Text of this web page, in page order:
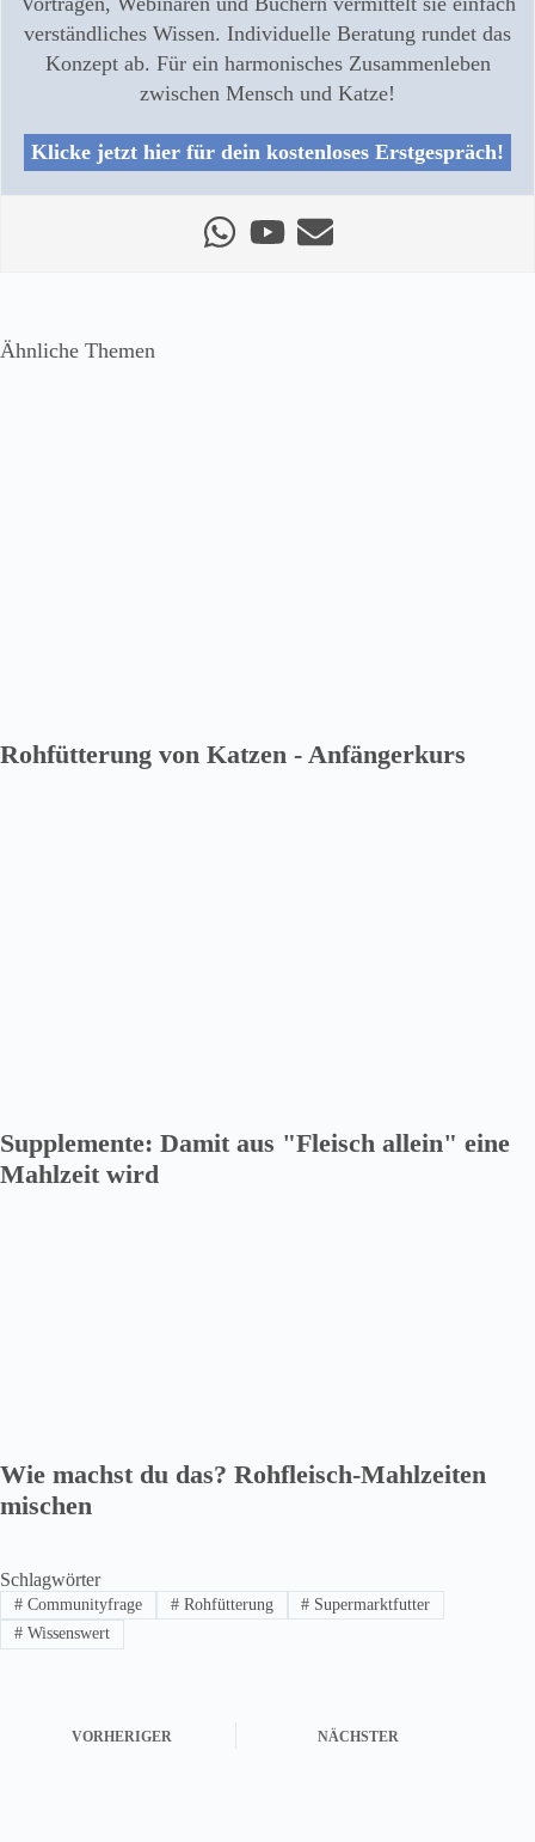
verständliches Wissen. Individuelle Beratung rundet das
Konzept ab. Für ein harmonisches Zusammenleben
zwischen Mensch und Katze!
Klicke jetzt hier für dein kostenloses Erstgespräch!
Ähnliche Themen
Rohfütterung von Katzen - Anfängerkurs
Supplemente: Damit aus "Fleisch allein" eine
Mahlzeit wird
Wie machst du das? Rohfleisch-Mahlzeiten
mischen
Schlagwörter
#Communityfrage #Rohfütterung # Supermarktfutter
#Wissenswert
VORHERIGER NÄCHSTER